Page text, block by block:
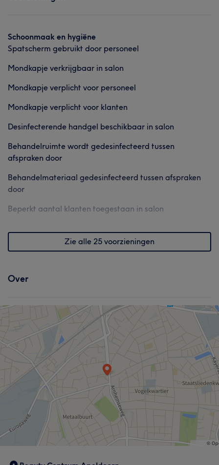
Wat onze klanten zeggen over Vanessa
Vakkundig 33 Deskundig 23 Ervaren 23
Wat onze klanten zeggen over Susanne
Vakkundig 37 Professioneel 29
Vriendelijk 25
Wat onze klanten zeggen over Jalisa
Vriendelijk 25 Vakkundig 25 Professioneel 21
Nagels
Portfolio
Professioneel
Aardig 6
Schoonmaak en hygiëne
Spatscherm gebruikt door personeel
Mondkapje verkrijgbaar in salon
Mondkapje verplicht voor personeel
Mondkapje verplicht voor klanten
Desinfecterende handgel beschikbaar in salon
Behandelruimte wordt gedesinfecteerd tussen
afspraken door
Behandelmateriaal gedesinfecteerd tussen afspraken
door
Beperkt aantal klanten toegestaan in salon
Zie alle 25 voorzieningen
Over